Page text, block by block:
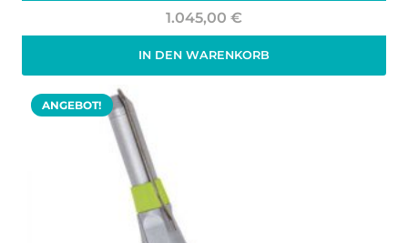
1.045,00 €
Zzgl. 19% MwSt.
IN DEN WARENKORB
ANGEBOT!